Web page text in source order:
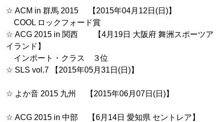
☆ ACM in 群馬 2015 【2015年04月12日(日)】
COOL ロックフォード賞
☆ ACG 2015 in 関西 【4月19日 大阪府 舞洲スポーツア
イランド】
インポート・クラス ３位
☆ SLS vol.7 【2015年05月31日(日)】
☆ よか音 2015 九州 【2015年06月07日(日)】
☆ ACG 2015 in 中部 【6月14日 愛知県 セントレア】